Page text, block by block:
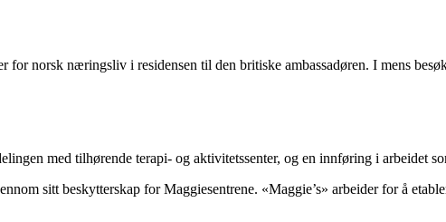
for norsk næringsliv i residensen til den britiske ambassadøren. I mens
med tilhørende terapi- og aktivitetssenter, og en innføring i arbeidet
sitt beskytterskap for Maggiesentrene. «Maggie’s» arbeider for å